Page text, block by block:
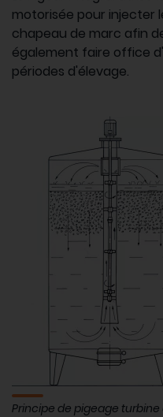
motorisée pour injecter
chapeau de marc afin
également faire office
périodes d'élevage.
Principe de pigeage